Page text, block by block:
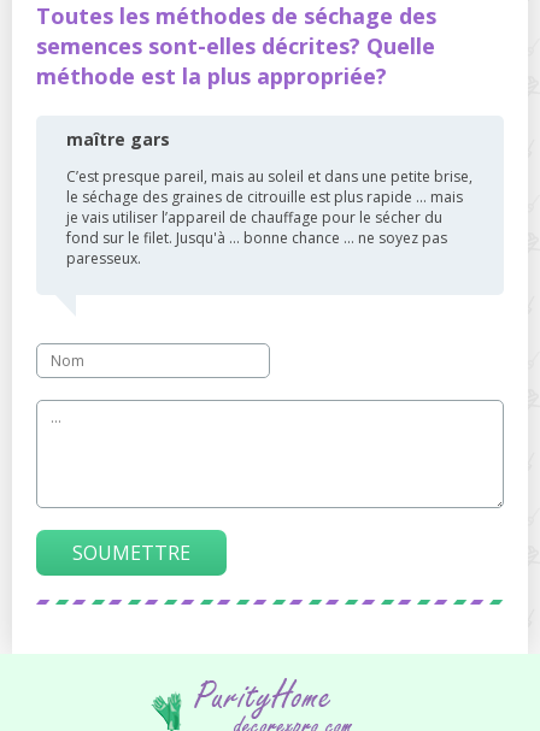
Toutes les méthodes de séchage des
semences sont-elles décrites? Quelle
méthode est la plus appropriée?
maître gars
C’est presque pareil, mais au soleil et dans une petite brise,
le séchage des graines de citrouille est plus rapide ... mais
je vais utiliser l’appareil de chauffage pour le sécher du
fond sur le filet. Jusqu'à ... bonne chance ... ne soyez pas
paresseux.
SOUMETTRE